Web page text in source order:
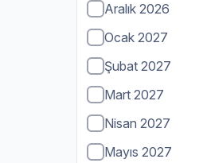
Aralık 2026
Ocak 2027
Şubat 2027
Mart 2027
Nisan 2027
Mayıs 2027